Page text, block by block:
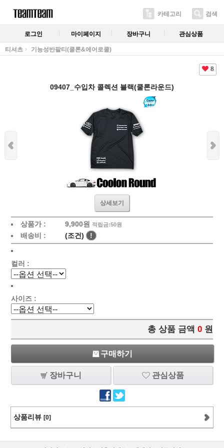
카테고리 검색
로그인 마이페이지 장바구니 관심상품
티셔츠 기능성반팔티(쿨론&에어로쿨)
8
09407_수입차 콜렉션 블랙(쿨론라운드)
상세보기
상품가 : 9,900원 적립금:50원
배송비 : (조건) !
컬러 :
사이즈 :
총 상품 금액 0 원
구매하기
장바구니 관심상품
상품리뷰 [0]